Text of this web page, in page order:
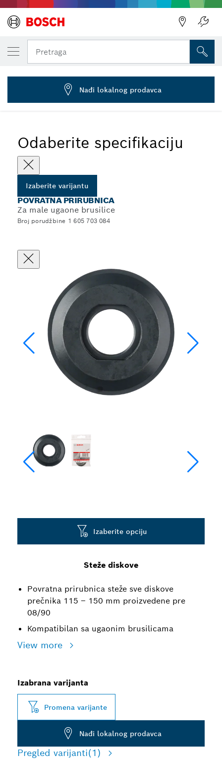
Pretraga
...
Osiguravajuće prirubnice za ugaone brusilice sa otvorom od
115-150 mm
Odaberite specifikaciju
Izaberite varijantu
POVRATNA PRIRUBNICA
Za male ugaone brusilice
Broj porudžbine 1 605 703 084
Steže diskove
Povratna prirubnica steže sve diskove
prečnika 115 – 150 mm proizvedene pre
08/90
Kompatibilan sa ugaonim brusilicama
View more
Izaberite opciju
Izabrana varijanta
Promena varijante
Nađi lokalnog prodavca
Pregled varijanti(1)
IZABRANA VARIJANTA
Prihvatna prirubnica
1 605 703 084
Nađi lokalnog prodavca